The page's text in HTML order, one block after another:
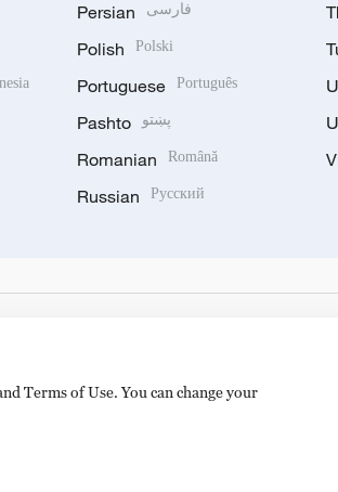
Persian فارسی
Polish Polski
Portuguese Português
Pashto پښتو
Romanian Română
Russian Русский
100040
Terms of Use. You can change your